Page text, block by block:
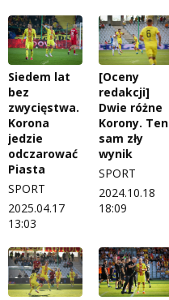
Siedem lat
bez
zwycięstwa.
Korona
jedzie
odczarować
Piasta
SPORT
2025.04.17
13:03
[Oceny
redakcji]
Dwie różne
Korony. Ten
sam zły
wynik
SPORT
2024.10.18
18:09